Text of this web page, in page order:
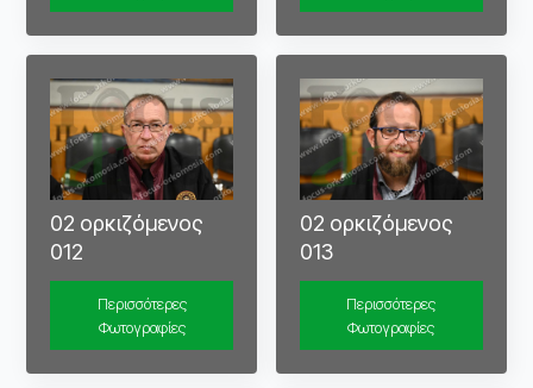
02 ορκιζόμενος
012
Περισσότερες
Φωτογραφίες
02 ορκιζόμενος
013
Περισσότερες
Φωτογραφίες